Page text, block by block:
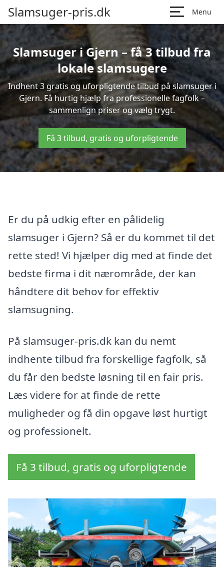
Slamsuger-pris.dk Menu
Slamsuger i Gjern – få 3 tilbud fra
lokale slamsugere
Indhent 3 gratis og uforpligtende tilbud på slamsuger i
Gjern. Få hurtig hjælp fra professionelle fagfolk –
sammenlign priser og vælg trygt.
Få 3 tilbud, gratis og uforpligtende
Er du på udkig efter en pålidelig
slamsuger i Gjern? Så er du kommet til det
rette sted! Vi hjælper dig med at finde det
bedste firma i dit nærområde, der kan
håndtere dit behov for effektiv
slamsugning.
På slamsuger-pris.dk kan du nemt
indhente tilbud fra forskellige fagfolk, så
du får den bedste løsning til en fair pris.
Læs videre for at finde de rette
muligheder og få din opgave løst hurtigt
og professionelt.
Få 3 tilbud, gratis og uforpligtende